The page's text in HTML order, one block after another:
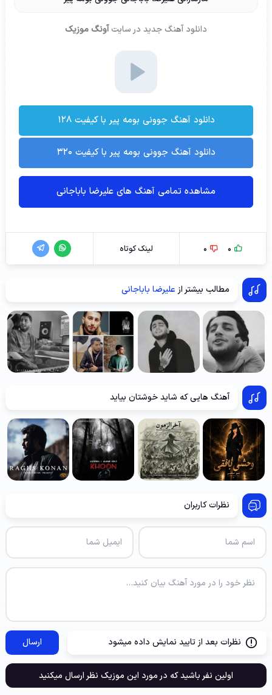
دانلود آهنگ جدید در سایت آونگ موزیک
دانلود آهنگ جوونی بومه پیر با کیفیت ۱۲۸
دانلود آهنگ جوونی بومه پیر با کیفیت ۳۲۰
مشاهده تمامی آهنگ های علیرضا باباجانی
0
0 لینک کوتاه
مطالب بیشتر ازعلیرضا باباجانی
آهنگ هایی که شاید خوشتان بیاید
نظرات کاربران
نظرات بعد از تایید نمایش داده میشود ارسال
اولین نفر باشید که در مورد این موزیک نظر ارسال میکنید